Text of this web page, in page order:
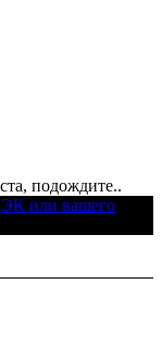
подождите..
или вашего